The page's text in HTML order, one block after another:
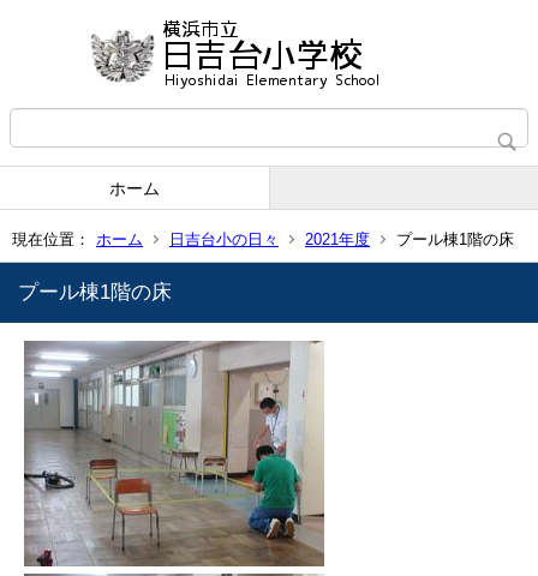
ホーム
現在位置： ホーム 日吉台小の日々 2021年度 プール棟1階の床
プール棟1階の床